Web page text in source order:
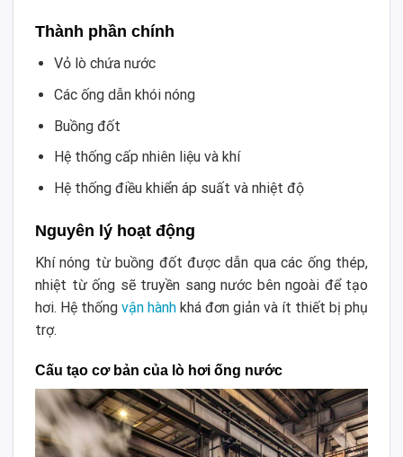
Thành phần chính
Vỏ lò chứa nước
Các ống dẫn khói nóng
Buồng đốt
Hệ thống cấp nhiên liệu và khí
Hệ thống điều khiển áp suất và nhiệt độ
Nguyên lý hoạt động
Khí nóng từ buồng đốt được dẫn qua các ống thép,
nhiệt từ ống sẽ truyền sang nước bên ngoài để tạo
hơi. Hệ thống vận hành khá đơn giản và ít thiết bị phụ
trợ.
Cấu tạo cơ bản của lò hơi ống nước